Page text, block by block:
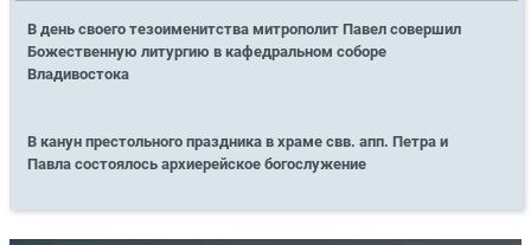
В день своего тезоименитства митрополит Павел совершил
Божественную литургию в кафедральном соборе
Владивостока
В канун престольного праздника в храме свв. апп. Петра и
Павла состоялось архиерейское богослужение